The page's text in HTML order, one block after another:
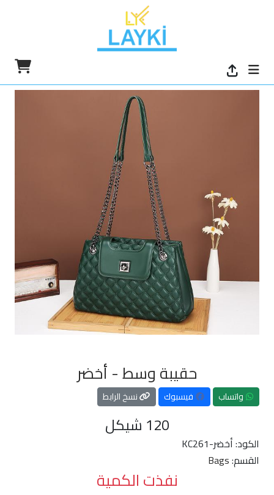
حقيبة وسط - أخضر
واتساب فيسبوك نسخ الرابط
120 شيكل
الكود:KC261-أخضر
القسم:Bags
نفذت الكمية